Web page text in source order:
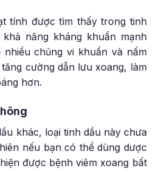
tính được tìm thấy trong tinh
năng kháng khuẩn mạnh
chủng vi khuẩn và nấm
cường dẫn lưu xoang, làm
hơn.
khác, loại tinh dầu này chưa
nếu bạn có thể dùng dược
được bệnh viêm xoang bất